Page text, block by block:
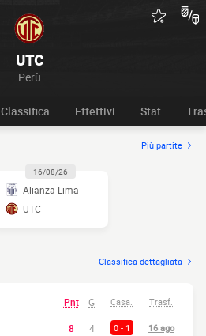
UTC
Perù
Classifica Effettivi Stat
Più partite
16/08/26
Alianza Lima
UTC
Classifica dettagliata
Pnt G Casa. Trasf.
8 4 0 - 1 16 ago